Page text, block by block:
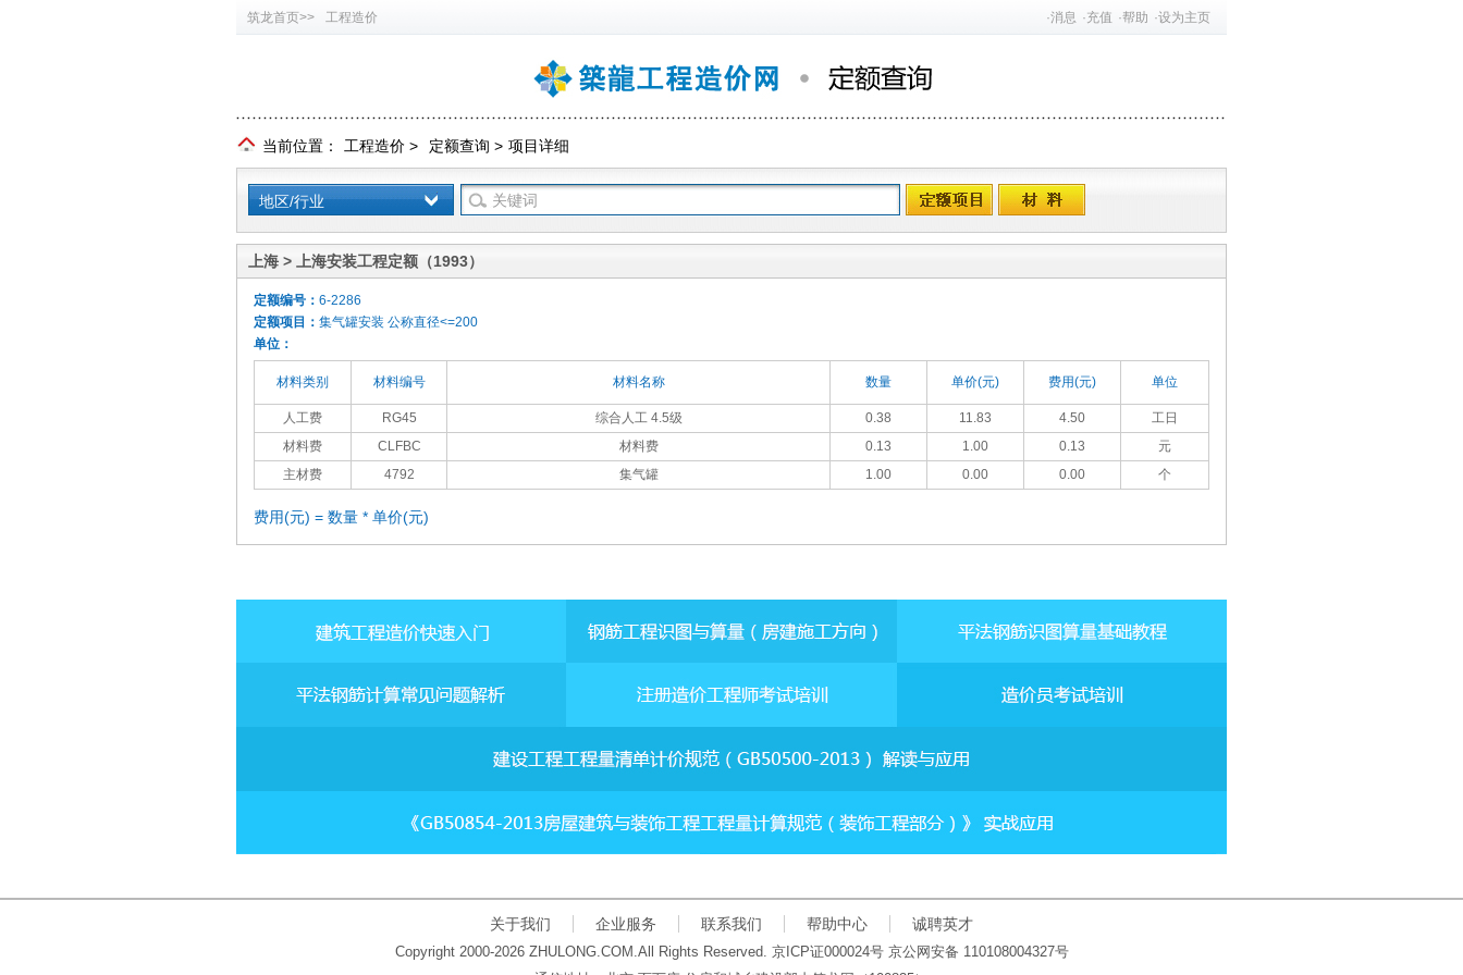
筑龙首页>> 工程造价 ·消息 ·充值 ·帮助 ·设为主页
当前位置： 工程造价 > 定额查询 > 项目详细
地区/行业
上海 > 上海安装工程定额（1993）
定额编号： 6-2286
定额项目： 集气罐安装 公称直径<=200
单位：
材料类别 材料编号 材料名称 数量 单价(元) 费用(元) 单位
人工费 RG45 综合人工 4.5级 0.38 11.83 4.50
工日
材料费
CLFBC 材料费 0.13 1.00 0.13
元
主材费
4792 集气罐 1.00 0.00 0.00 个
费用(元) = 数量 * 单价(元)
关于我们 企业服务 联系我们 帮助中心 诚聘英才
Copyright 2000-2026 ZHULONG.COM.All Rights Reserved. 京ICP证000024号 京公网安备 110108004327号